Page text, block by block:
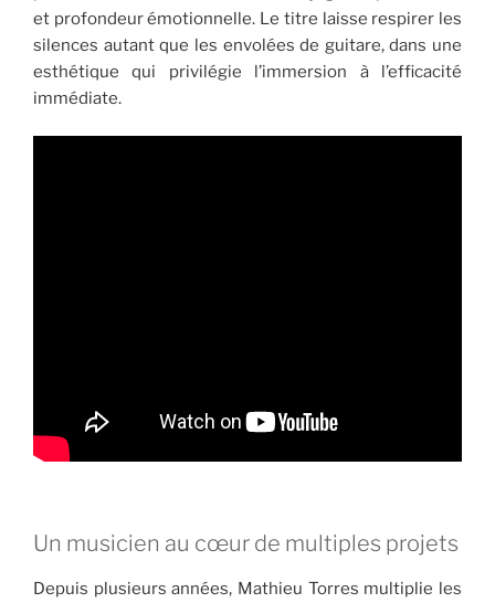
et profondeur émotionnelle. Le titre laisse respirer les
silences autant que les envolées de guitare, dans une
esthétique qui privilégie l’immersion à l’efficacité
immédiate.
Un musicien au cœur de multiples projets
Depuis plusieurs années, Mathieu Torres multiplie les